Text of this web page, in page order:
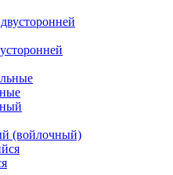
(войлочный)